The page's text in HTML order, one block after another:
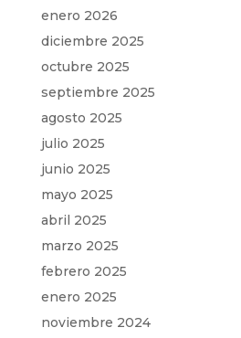
enero 2026
diciembre 2025
octubre 2025
septiembre 2025
agosto 2025
julio 2025
junio 2025
mayo 2025
abril 2025
marzo 2025
febrero 2025
enero 2025
noviembre 2024